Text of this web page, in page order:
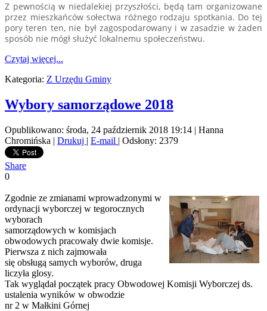
Z pewnością w niedalekiej przyszłości, będą tam organizowane
przez mieszkańców sołectwa różnego rodzaju spotkania. Do tej
pory teren ten, nie był zagospodarowany i w zasadzie w żaden
sposób nie mógł służyć lokalnemu społeczeństwu.
Czytaj więcej...
Kategoria: Z Urzędu Gminy
Wybory samorządowe 2018
Opublikowano: środa, 24 październik 2018 19:14 | Hanna
Chromińska | Drukuj | E-mail | Odsłony: 2379
Share
0
Zgodnie ze zmianami wprowadzonymi w
ordynacji wyborczej w tegorocznych
wyborach
samorządowych w komisjach
obwodowych pracowały dwie komisje.
Pierwsza z nich zajmowała
się obsługą samych wyborów, druga
liczyła glosy.
Tak wyglądał początek pracy Obwodowej Komisji Wyborczej ds.
ustalenia wyników w obwodzie
nr 2 w Małkini Górnej